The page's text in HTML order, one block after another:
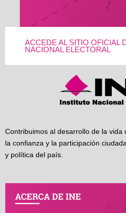
ACCEDE AL SITIO OFICIAL
NACIONAL ELECTORAL
Contribuimos al desarrollo de la vida
la confianza y la participación
y política del país.